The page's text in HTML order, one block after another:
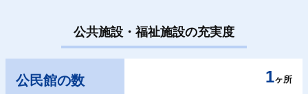
公共施設・福祉施設の充実度
公民館の数 1ヶ所